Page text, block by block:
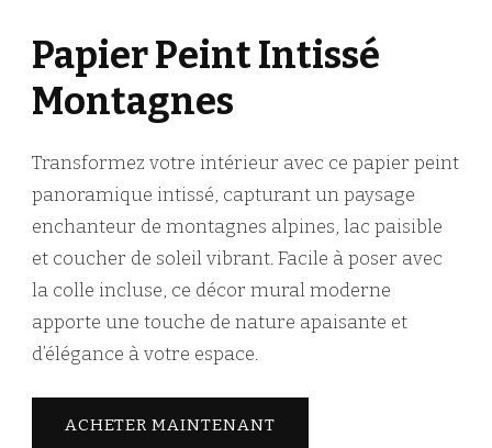
Papier Peint Intissé
Montagnes
Transformez votre intérieur avec ce papier peint
panoramique intissé, capturant un paysage
enchanteur de montagnes alpines, lac paisible
et coucher de soleil vibrant. Facile à poser avec
la colle incluse, ce décor mural moderne
apporte une touche de nature apaisante et
d’élégance à votre espace.
ACHETER MAINTENANT